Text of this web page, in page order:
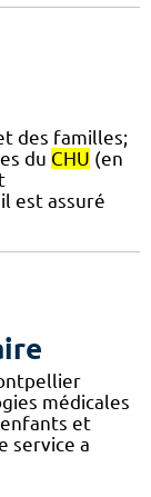
des familles;
du CHU (en
est assuré
médicales
et
service a